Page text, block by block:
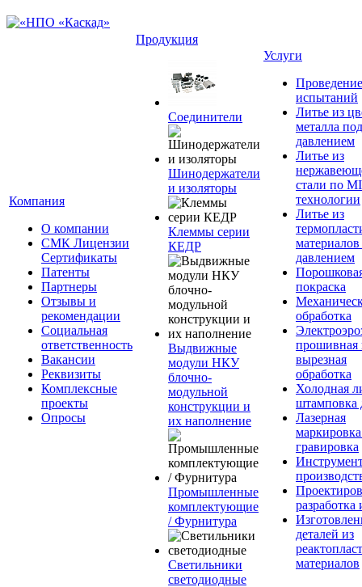
Компания
О компании
СМК Лицензии
Сертификаты
Патенты
Партнеры
Отзывы и
рекомендации
Социальная
ответственность
Вакансии
Реквизиты
Комплексные
проекты
Опросы
Продукция
Соединители
Шинодержатели
и изоляторы
Клеммы серии
КЕДР
Выдвижные
модули НКУ
блочно-
модульной
конструкции и
их наполнение
Промышленные
комплектующие
/ Фурнитура
Светильники
светодиодные
Услуги
Проведение
испытаний
Литье из
металла под
давлением
Литье из
стали по
технологии
Литье из
давлением
покраска
обработка
прошивная
вырезная
обработка
Холодная
штамповка
Лазерная
гравировка
разработка
деталей из
материалов